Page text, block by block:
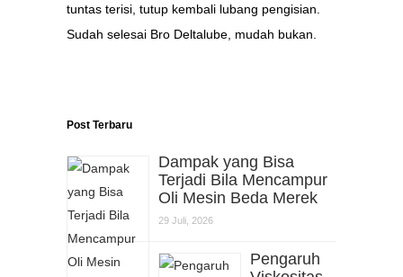
tuntas terisi, tutup kembali lubang pengisian.
Sudah selesai Bro Deltalube, mudah bukan.
Post Terbaru
Dampak yang Bisa
Terjadi Bila Mencampur
Oli Mesin Beda Merek
29 Juli, 2026
Pengaruh